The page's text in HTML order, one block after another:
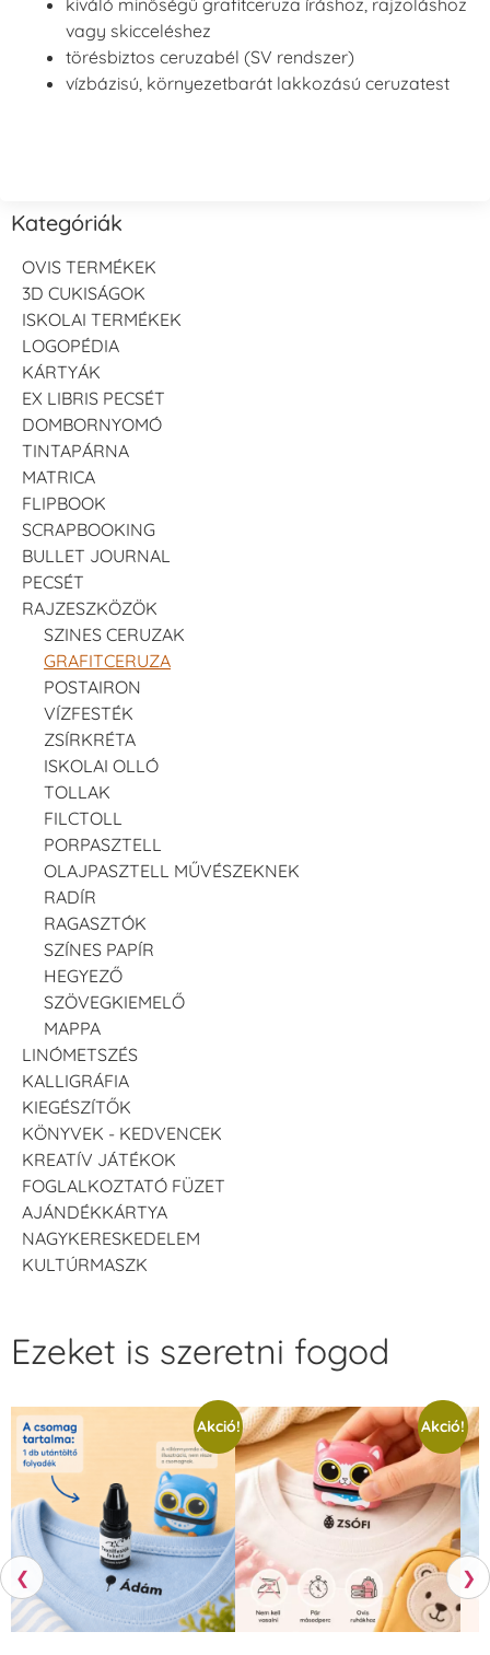
vagy skicceléshez
törésbiztos ceruzabél (SV rendszer)
vízbázisú, környezetbarát lakkozású ceruzatest
Kategóriák
OVIS TERMÉKEK
3D CUKISÁGOK
ISKOLAI TERMÉKEK
LOGOPÉDIA
KÁRTYÁK
EX LIBRIS PECSÉT
DOMBORNYOMÓ
TINTAPÁRNA
MATRICA
FLIPBOOK
SCRAPBOOKING
BULLET JOURNAL
PECSÉT
RAJZESZKÖZÖK
SZINES CERUZAK
GRAFITCERUZA
POSTAIRON
VÍZFESTÉK
ZSÍRKRÉTA
ISKOLAI OLLÓ
TOLLAK
FILCTOLL
PORPASZTELL
OLAJPASZTELL MŰVÉSZEKNEK
RADÍR
RAGASZTÓK
SZÍNES PAPÍR
HEGYEZŐ
SZÖVEGKIEMELŐ
MAPPA
LINÓMETSZÉS
KALLIGRÁFIA
KIEGÉSZÍTŐK
KÖNYVEK - KEDVENCEK
KREATÍV JÁTÉKOK
FOGLALKOZTATÓ FÜZET
AJÁNDÉKKÁRTYA
NAGYKERESKEDELEM
KULTÚRMASZK
❮
Ezeket is szeretni fogod
Akció! Akció!
❯